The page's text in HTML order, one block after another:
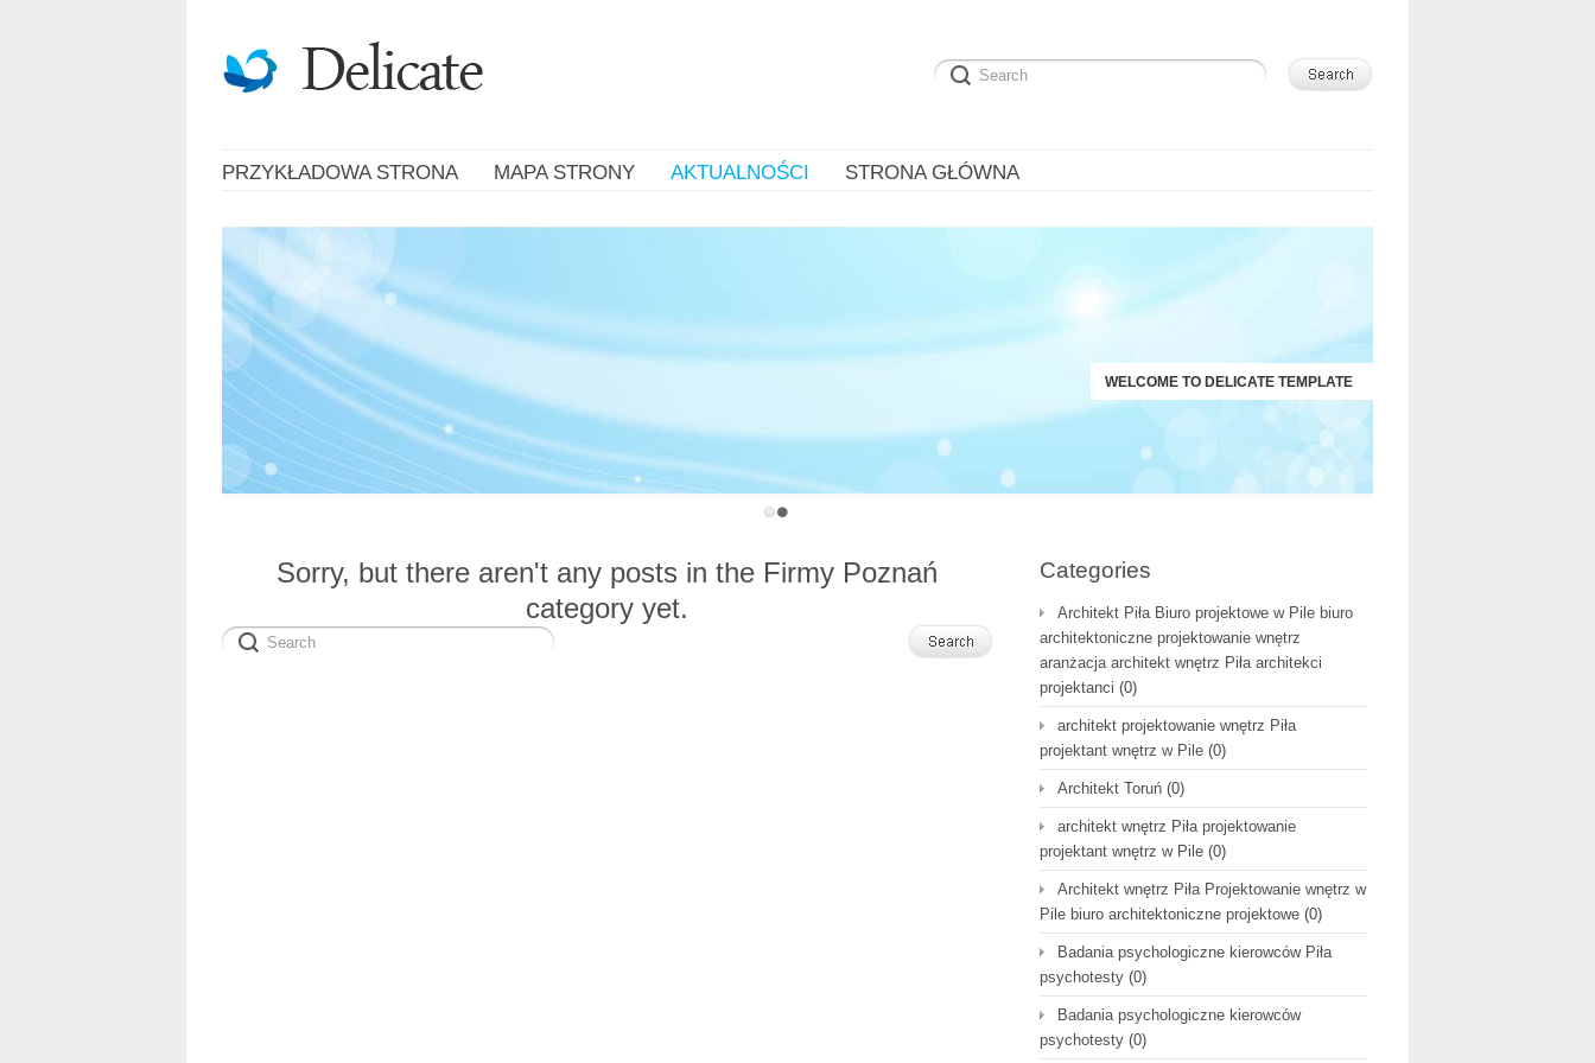
PRZYKŁADOWA STRONA MAPA STRONY AKTUALNOŚCI STRONA GŁÓWNA
WELCOME TO DELICATE TEMPLATE
JUST ANOTHER WORDPRESS SITE
Sorry, but there aren't any posts in the Firmy Poznań
category yet.
Categories
Architekt Piła Biuro projektowe w Pile biuro
architektoniczne projektowanie wnętrz
aranżacja architekt wnętrz Piła architekci
projektanci (0)
architekt projektowanie wnętrz Piła
projektant wnętrz w Pile (0)
Architekt Toruń (0)
architekt wnętrz Piła projektowanie
projektant wnętrz w Pile (0)
Architekt wnętrz Piła Projektowanie wnętrz w
Pile biuro architektoniczne projektowe (0)
Badania psychologiczne kierowców Piła
psychotesty (0)
Badania psychologiczne kierowców
psychotesty (0)